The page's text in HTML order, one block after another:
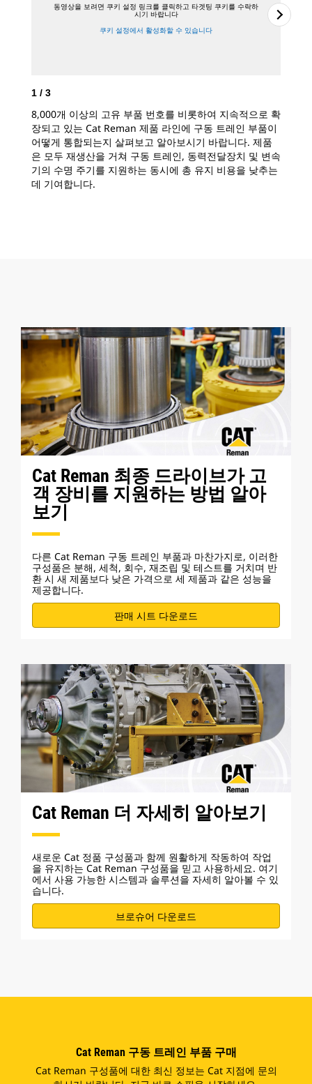
동영상을 보려면 쿠키 설정 링크를 클릭하고 타겟팅 쿠키를 수락하
시기 바랍니다
쿠키 설정에서 활성화할 수 있습니다
1 / 3
8,000개 이상의 고유 부품 번호를 비롯하여 지속적으로 확
장되고 있는 Cat Reman 제품 라인에 구동 트레인 부품이
어떻게 통합되는지 살펴보고 알아보시기 바랍니다. 제품
은 모두 재생산을 거쳐 구동 트레인, 동력전달장치 및 변속
기의 수명 주기를 지원하는 동시에 총 유지 비용을 낮추는
데 기여합니다.
Cat Reman 최종 드라이브가 고
객 장비를 지원하는 방법 알아
보기
다른 Cat Reman 구동 트레인 부품과 마찬가지로, 이러한
구성품은 분해, 세척, 회수, 재조립 및 테스트를 거치며 반
환 시 새 제품보다 낮은 가격으로 세 제품과 같은 성능을
제공합니다.
판매 시트 다운로드
Cat Reman 더 자세히 알아보기
새로운 Cat 정품 구성품과 함께 원활하게 작동하여 작업
을 유지하는 Cat Reman 구성품을 믿고 사용하세요. 여기
에서 사용 가능한 시스템과 솔루션을 자세히 알아볼 수 있
습니다.
브로슈어 다운로드
Cat Reman 구동 트레인 부품 구매
Cat Reman 구성품에 대한 최신 정보는 Cat 지점에 문의